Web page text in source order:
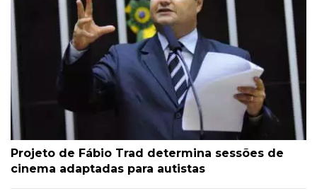
Projeto de Fábio Trad determina sessões de
cinema adaptadas para autistas